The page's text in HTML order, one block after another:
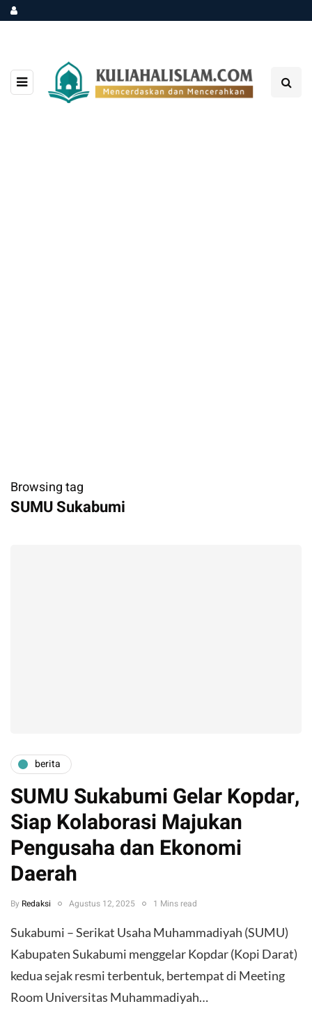
Browsing tag
SUMU Sukabumi
berita
SUMU Sukabumi Gelar Kopdar,
Siap Kolaborasi Majukan
Pengusaha dan Ekonomi
Daerah
By Redaksi Agustus 12, 2025 1 Mins read
Sukabumi – Serikat Usaha Muhammadiyah (SUMU)
Kabupaten Sukabumi menggelar Kopdar (Kopi Darat)
kedua sejak resmi terbentuk, bertempat di Meeting
Room Universitas Muhammadiyah…